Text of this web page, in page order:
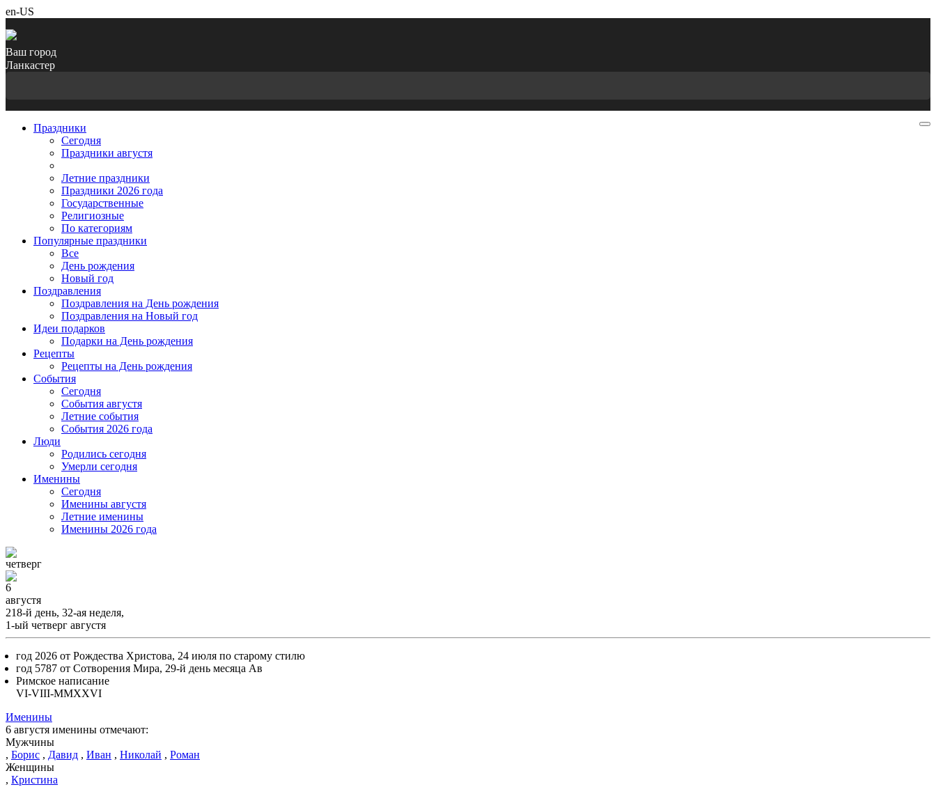
en-US
Ваш город
Ланкастер
Праздники
Cегодня
Праздники августя
Летние праздники
Праздники 2026 года
Государственные
Религиозные
По категориям
Популярные праздники
Все
День рождения
Новый год
Поздравления
Поздравления на День рождения
Поздравления на Новый год
Идеи подарков
Подарки на День рождения
Рецепты
Рецепты на День рождения
События
Cегодня
События августя
Летние события
События 2026 года
Люди
Родились сегодня
Умерли сегодня
Именины
Cегодня
Именины августя
Летние именины
Именины 2026 года
четверг
6
августя
218-й день, 32-ая неделя,
1-ый четверг августя
год 2026 от Рождества Христова, 24 июля по старому стилю
год 5787 от Сотворения Мира, 29-й день месяца Ав
Римское написание
VI-VIII-MMXXVI
Именины
6 августя именины отмечают:
Мужчины
, Борис , Давид , Иван , Николай , Роман
Женщины
, Кристина